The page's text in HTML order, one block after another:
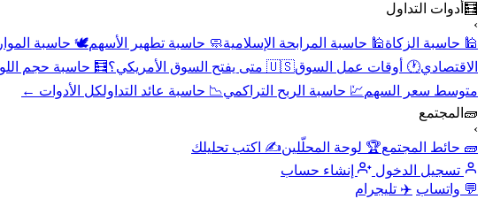
🧮 أدوات التداول
›
🕌 حاسبة الزكاة🕌 حاسبة المرابحة الإسلامية🧼 حاسبة تطهير الأسهم🕊️ حاسبة
الاقتصادي🕐 أوقات عمل السوق🇺🇸 متى يفتح السوق الأمريكي؟ 🧮 حاسبة حجم
متوسط سعر السهم💹 حاسبة الربح التراكمي📉 حاسبة عائد التداولكل الأدوات ←
🧱 المجتمع
›
🧱 حائط المجتمع🏆 لوحة المحلّلين✍️ اكتب تحليلك
تسجيل الدخول
إنشاء حساب
💬 واتساب ✈️ تليجرام